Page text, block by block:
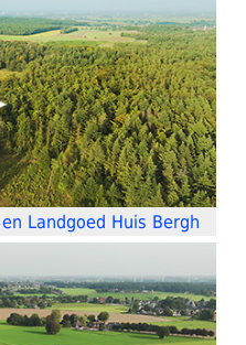
Landgoed Huis Bergh